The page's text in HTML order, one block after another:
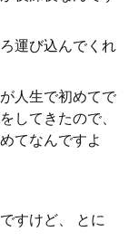
運び込んでくれ
人生で初めてで
してきたので、
てなんですよ
すけど、 とに